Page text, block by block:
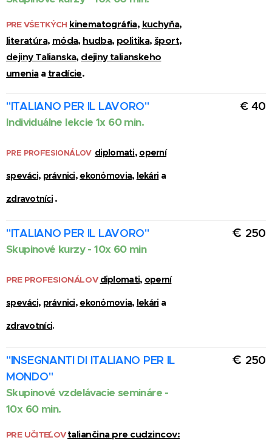
PRE VŚETKÝCH kinematográfia, kuchyňa,
literatúra, móda, hudba, politika,šport,
dejiny Talianska, dejiny talianskeho
umeniaa tradície.
"ITALIANO PER IL LAVORO"
Individuálne lekcie 1x 60 min.
PRE PROFESIONÁLOV diplomati, operní
speváci, právnici, ekonómovia, lekári a
zdravotníci .
€ 40
"ITALIANO PER IL LAVORO"
Skupinové kurzy -10x 60 min
PRE PROFESIONÁLOV diplomati, operní
speváci, právnici, ekonómovia, lekári a
zdravotníci.
€ 250
"INSEGNANTI DI ITALIANO PER IL
MONDO"
Skupinové vzdelávacie semináre -
10x 60 min.
PRE UČITE´´LOVtaliančina pre cudzincov:
€ 250